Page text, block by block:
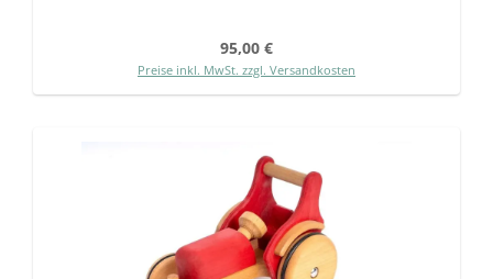
Regulärer Preis:
95,00 €
Preise inkl. MwSt. zzgl. Versandkosten